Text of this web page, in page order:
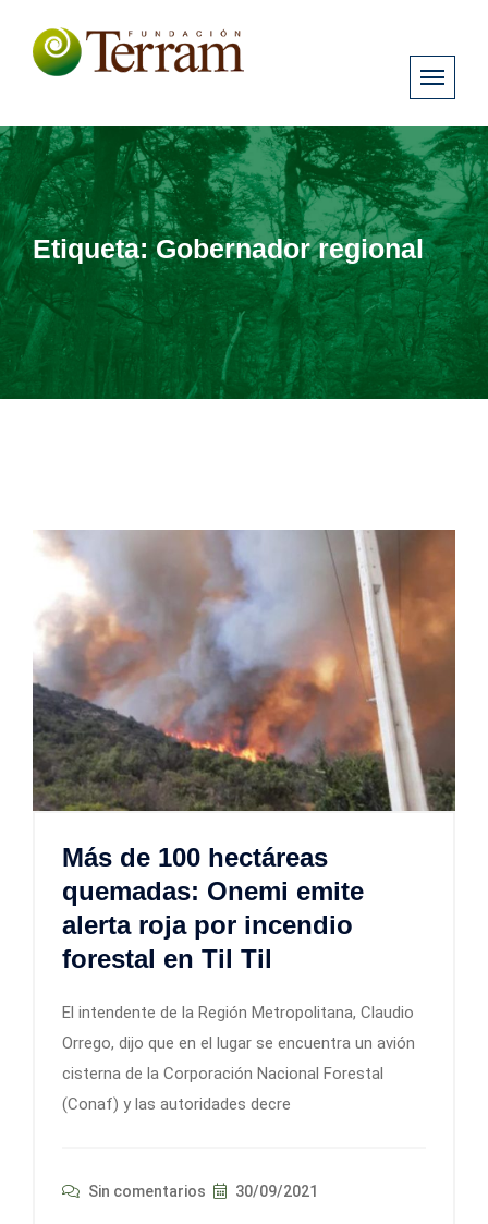
Etiqueta:Gobernador regional
Más de 100 hectáreas
quemadas: Onemi emite
alerta roja por incendio
forestal en Til Til
El intendente de la Región Metropolitana, Claudio
Orrego, dijo que en el lugar se encuentra un avión
cisterna de la Corporación Nacional Forestal
(Conaf) y las autoridades decre
Sin comentarios 30/09/2021